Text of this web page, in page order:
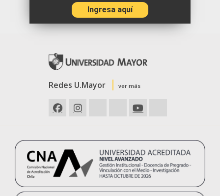
Ingresa aquí
Redes U.Mayor ver más